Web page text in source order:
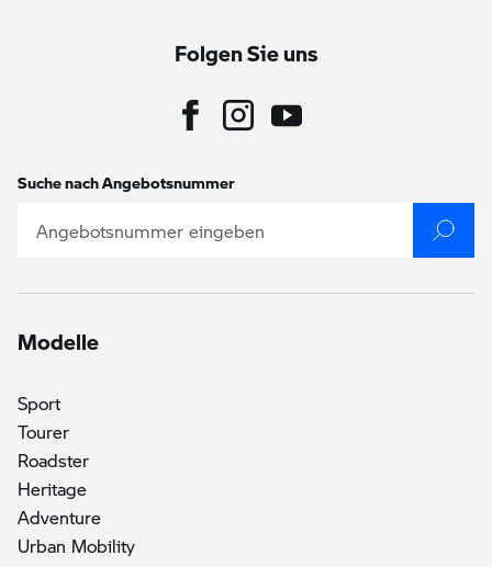
Folgen Sie uns
Suche nach Angebotsnummer
Modelle
Sport()
Tourer
Roadster
Heritage
Adventure
Urban Mobility